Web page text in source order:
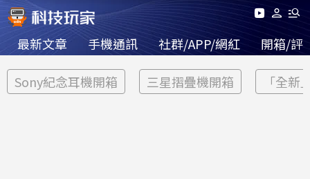
最新文章 手機通訊 社群/APP/網紅 開箱/評
Sony紀念耳機開箱 三星摺疊機開箱 「全新